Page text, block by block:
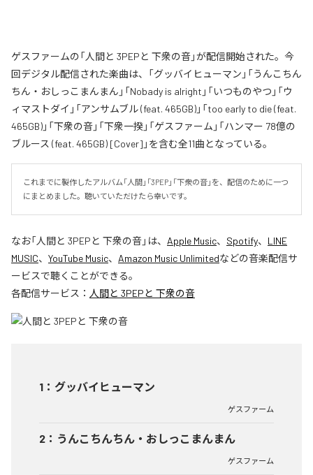
ゲスファームの「人間と 3PEPと 下衆の音」が配信開始された。今
回デジタル配信された楽曲は、「グッバイヒューマン」「うんこちん
ちん・おしっこまんまん」「Nobady is alright」「いつものやつ」「ウ
ィマストダイ」「アンサムブル (feat. 465GB)」「too early to die (feat.
465GB)」「下衆の音」「下衆一揆」「ゲスファーム」「ハンマー 78億の
ブルース (feat. 465GB) [Cover]」を含む全11曲となっている。
これまでに製作したアルバム「人間」「3PEP」「下衆の音」を、配信のために一つ
にまとめました。聴いていただけたら幸いです。
なお「人間と 3PEPと 下衆の音」は、 Apple Music、 Spotify、 LINE
MUSIC、 YouTube Music、 Amazon Music Unlimitedなどの音楽配信サ
ービスで聴くことができる。
各配信サービス： 人間と 3PEPと 下衆の音
1 ： グッバイヒューマン
ゲスファーム
2 ： うんこちんちん・おしっこまんまん
ゲスファーム